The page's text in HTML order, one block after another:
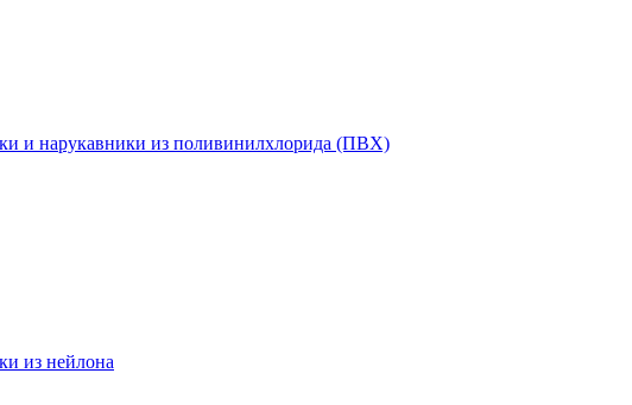
и нарукавники из поливинилхлорида (ПВХ)
из нейлона